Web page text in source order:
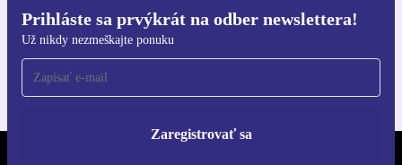
Prihláste sa prvýkrát na odber newslettera!
Už nikdy nezmeškajte ponuku
Zaregistrovať sa
Získajte aplikáciu refurbed
Pre iOS a Android